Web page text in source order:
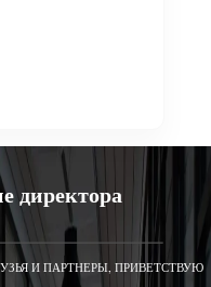
директора
И ПАРТНЕРЫ, ПРИВЕТСТВУЮ